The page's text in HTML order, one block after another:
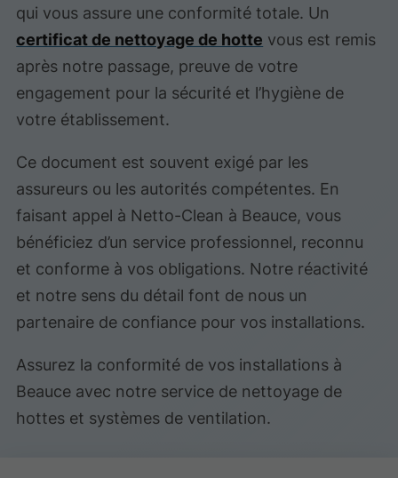
qui vous assure une conformité totale. Un
certificat de nettoyage de hotte vous est remis
après notre passage, preuve de votre
engagement pour la sécurité et l’hygiène de
votre établissement.
Ce document est souvent exigé par les
assureurs ou les autorités compétentes. En
faisant appel à Netto-Clean à Beauce, vous
bénéficiez d’un service professionnel, reconnu
et conforme à vos obligations. Notre réactivité
et notre sens du détail font de nous un
partenaire de confiance pour vos installations.
Assurez la conformité de vos installations à
Beauce avec notre service de nettoyage de
hottes et systèmes de ventilation.